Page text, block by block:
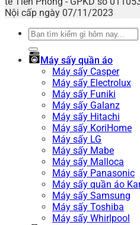
Nội cấp ngày 07/11/2023
Tìm
Máy sấy quần áo
Máy sấy Casper
Máy sấy Electrolux
Máy sấy Funiki
Máy sấy Galanz
Máy sấy Hitachi
Máy sấy KoriHome
Máy sấy LG
Máy sấy Mabe
Máy sấy Malloca
Máy sấy Panasonic
Máy sấy quần áo
Máy sấy Samsung
Máy sấy Toshiba
Máy sấy Whirlpool